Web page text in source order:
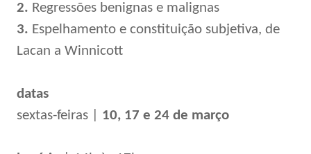
2. Regressões benignas e malignas
3. Espelhamento e constituição subjetiva, de
Lacan a Winnicott
datas
sextas-feiras |
10, 17 e 24 de março